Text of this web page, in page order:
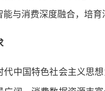
能与消费深度融合，培
国特色社会主义思想